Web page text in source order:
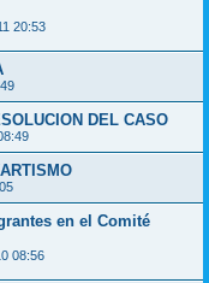
20:53
DEL CASO
en el Comité
08:56